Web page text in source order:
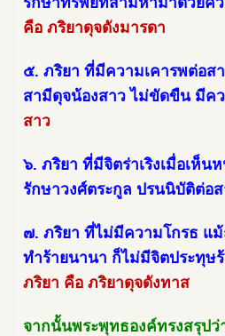
คือ ภริยาดุจดังมารดา
๕. ภริยา ที่มีความเคารพต่อ
สามีดุจน้องสาว ไม่ขัดขืน มีค
สาว
๖. ภริยา ที่มีจิตร่าเริงเมื่อเห็
รักษาวงศ์ตระกูล ปรนนิบัติต่อ
๗. ภริยา ที่ไม่มีความโกรธ แ
ทำร้ายนานา ก็ไม่มีจิตประทุษ
ภริยา คือ ภริยาดุจดังทาส
จากนั้นพระพุทธองค์ทรงสรุปว่